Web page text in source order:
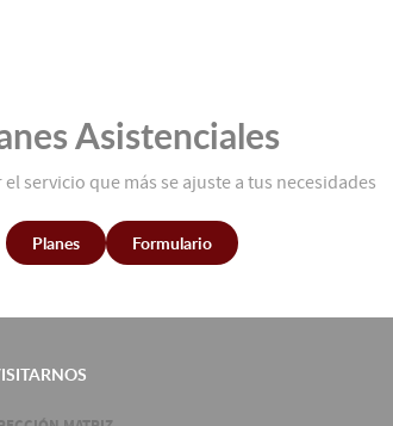
Asistenciales
servicio que más se ajuste a tus necesidades
Planes Formulario